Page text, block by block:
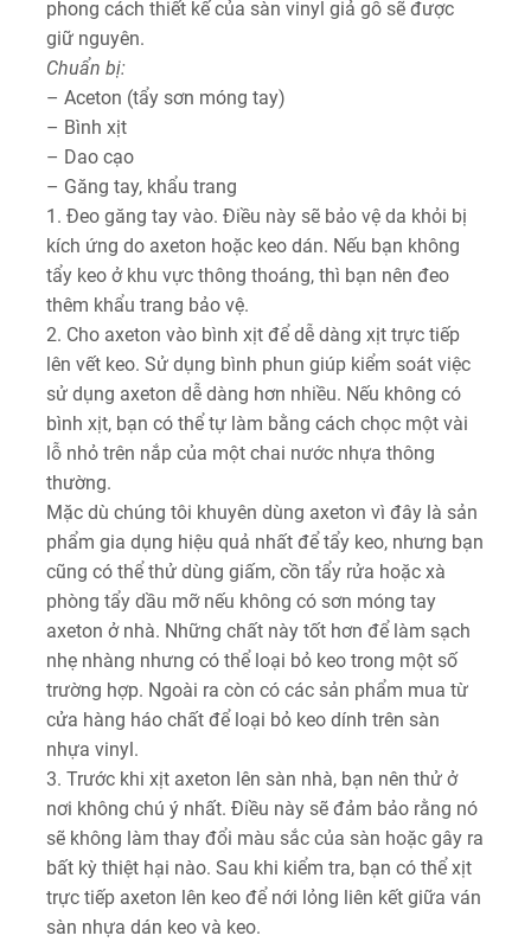
phong cách thiết kế của sàn vinyl giả gỗ sẽ được
giữ nguyên.
Chuẩn bị:
– Aceton (tẩy sơn móng tay)
– Bình xịt
– Dao cạo
– Găng tay, khẩu trang
1. Đeo găng tay vào. Điều này sẽ bảo vệ da khỏi bị
kích ứng do axeton hoặc keo dán. Nếu bạn không
tẩy keo ở khu vực thông thoáng, thì bạn nên đeo
thêm khẩu trang bảo vệ.
2. Cho axeton vào bình xịt để dễ dàng xịt trực tiếp
lên vết keo. Sử dụng bình phun giúp kiểm soát việc
sử dụng axeton dễ dàng hơn nhiều. Nếu không có
bình xịt, bạn có thể tự làm bằng cách chọc một vài
lỗ nhỏ trên nắp của một chai nước nhựa thông
thường.
Mặc dù chúng tôi khuyên dùng axeton vì đây là sản
phẩm gia dụng hiệu quả nhất để tẩy keo, nhưng bạn
cũng có thể thử dùng giấm, cồn tẩy rửa hoặc xà
phòng tẩy dầu mỡ nếu không có sơn móng tay
axeton ở nhà. Những chất này tốt hơn để làm sạch
nhẹ nhàng nhưng có thể loại bỏ keo trong một số
trường hợp. Ngoài ra còn có các sản phẩm mua từ
cửa hàng háo chất để loại bỏ keo dính trên sàn
nhựa vinyl.
3. Trước khi xịt axeton lên sàn nhà, bạn nên thử ở
nơi không chú ý nhất. Điều này sẽ đảm bảo rằng nó
sẽ không làm thay đổi màu sắc của sàn hoặc gây ra
bất kỳ thiệt hại nào. Sau khi kiểm tra, bạn có thể xịt
trực tiếp axeton lên keo để nới lỏng liên kết giữa ván
sàn nhựa dán keo và keo.